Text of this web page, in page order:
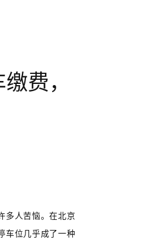
费，
多人苦恼。在北京
车位几乎成了一种